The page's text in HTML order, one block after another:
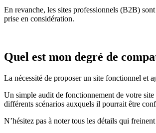
En revanche, les sites professionnels (B2B)
prise en considération.
Quel est mon degré de
La nécessité de proposer un site fonctionnel et
Un simple audit de fonctionnement de votre
différents scénarios auxquels il pourrait être
N’hésitez pas à noter tous les détails qui